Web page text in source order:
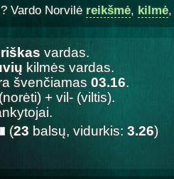
Vardo Norvilė reikšmė, kilmė
vardas.
kilmės vardas.
švenčiamas 03.16.
+ vil- (viltis).
(23 balsų, vidurkis: 3.26)